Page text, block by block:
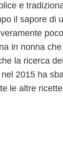
e
il sapore di
in nonna
la ricerca
2015 ha
le altre